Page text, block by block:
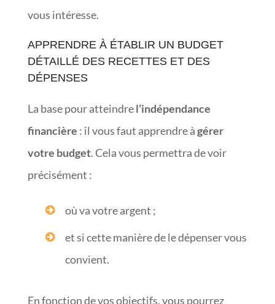
vous intéresse.
APPRENDRE À ÉTABLIR UN BUDGET
DÉTAILLÉ DES RECETTES ET DES
DÉPENSES
La base pour atteindrel’indépendance
financière : il vous faut apprendre àgérer
votre budget. Cela vous permettra de voir
précisément :
où va votre argent ;
et si cette manière de le dépenser vous
convient.
En fonction de vos objectifs, vous pourrez